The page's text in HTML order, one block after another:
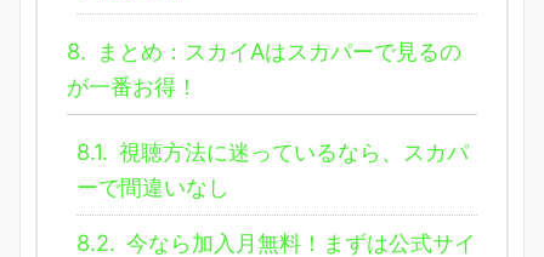
8.
まとめ：スカイAはスカパーで見るの
が一番お得！
8.1. 視聴方法に迷っているなら、スカパ
ーで間違いなし
8.2. 今なら加入月無料！まずは公式サイ